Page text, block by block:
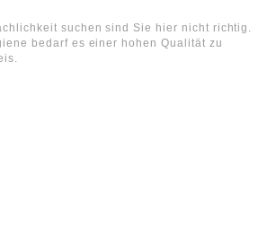
suchen sind Sie hier nicht richtig.
bedarf es einer hohen Qualität zu